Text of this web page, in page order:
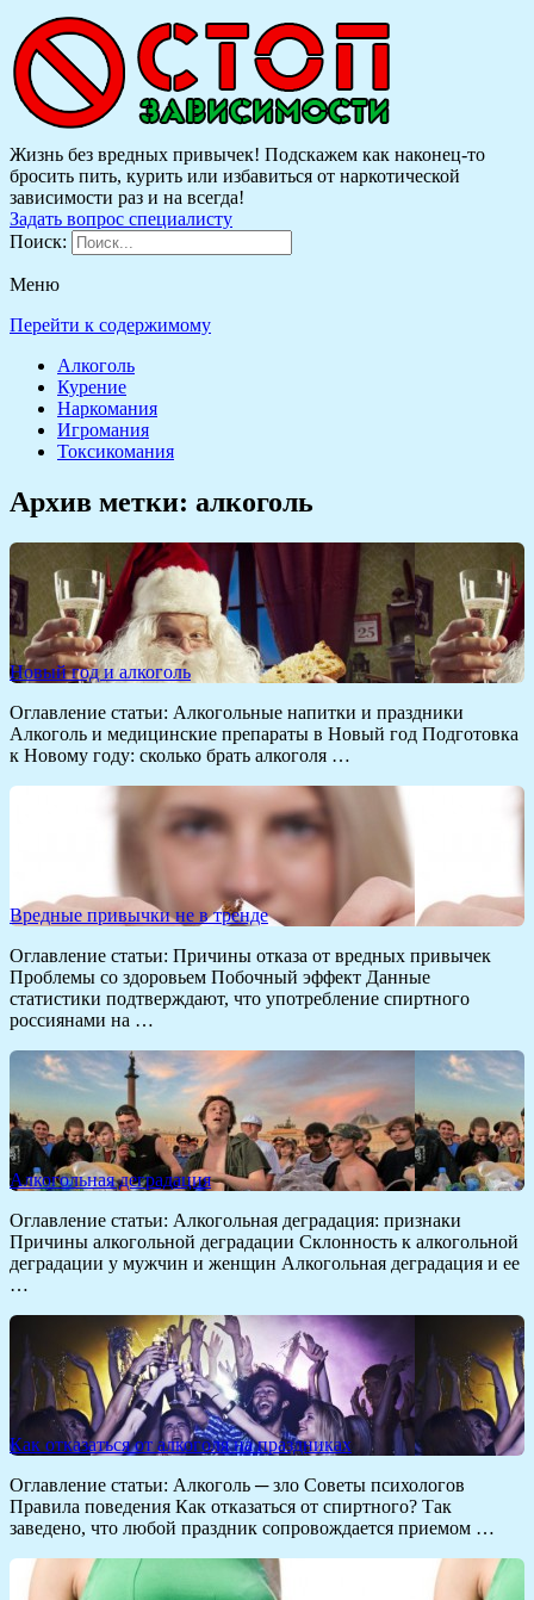
Жизнь без вредных привычек! Подскажем как наконец-то
бросить пить, курить или избавиться от наркотической
зависимости раз и на всегда!
Задать вопрос специалисту
Поиск:
Меню
Перейти к содержимому
Алкоголь
Курение
Наркомания
Игромания
Токсикомания
Архив метки: алкоголь
Новый год и алкоголь
Оглавление статьи: Алкогольные напитки и праздники
Алкоголь и медицинские препараты в Новый год Подготовка
к Новому году: сколько брать алкоголя …
Вредные привычки не в тренде
Оглавление статьи: Причины отказа от вредных привычек
Проблемы со здоровьем Побочный эффект Данные
статистики подтверждают, что употребление спиртного
россиянами на …
Алкогольная деградация
Оглавление статьи: Алкогольная деградация: признаки
Причины алкогольной деградации Склонность к алкогольной
деградации у мужчин и женщин Алкогольная деградация и ее
…
Как отказаться от алкоголя на праздниках
Оглавление статьи: Алкоголь ─ зло Советы психологов
Правила поведения Как отказаться от спиртного? Так
заведено, что любой праздник сопровождается приемом …